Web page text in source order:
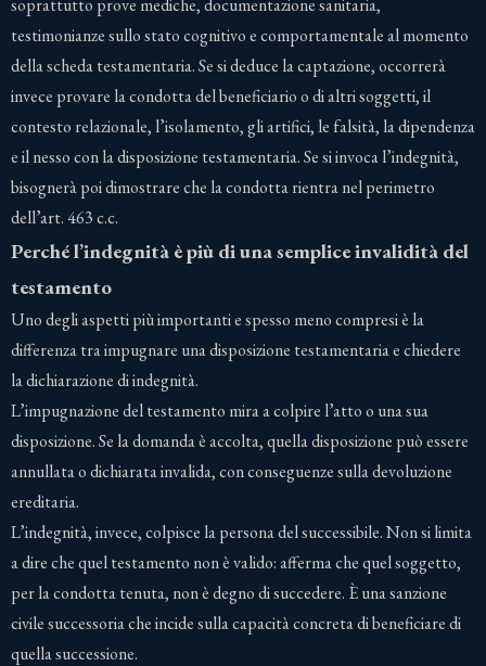
soprattutto prove mediche, documentazione sanitaria,
testimonianze sullo stato cognitivo e comportamentale al momento
della scheda testamentaria. Se si deduce la captazione, occorrerà
invece provare la condotta del beneficiario o di altri soggetti, il
contesto relazionale, l’isolamento, gli artifici, le falsità, la dipendenza
e il nesso con la disposizione testamentaria. Se si invoca l’indegnità,
bisognerà poi dimostrare che la condotta rientra nel perimetro
dell’art. 463 c.c.
Perché l’indegnità è più di una semplice invalidità del
testamento
Uno degli aspetti più importanti e spesso meno compresi è la
differenza tra impugnare una disposizione testamentaria e chiedere
la dichiarazione di indegnità.
L’impugnazione del testamento mira a colpire l’atto o una sua
disposizione. Se la domanda è accolta, quella disposizione può essere
annullata o dichiarata invalida, con conseguenze sulla devoluzione
ereditaria.
L’indegnità, invece, colpisce la persona del successibile. Non si limita
a dire che quel testamento non è valido: afferma che quel soggetto,
per la condotta tenuta, non è degno di succedere. È una sanzione
civile successoria che incide sulla capacità concreta di beneficiare di
quella successione.